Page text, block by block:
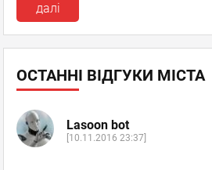
далі
ОСТАННІ ВІДГУКИ МІСТА
Lasoon bot
[10.11.2016 23:37]